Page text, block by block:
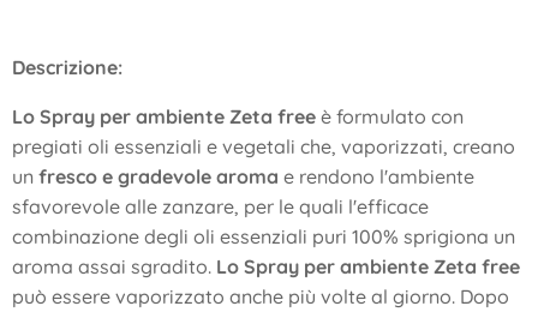
Descrizione:
Lo Spray per ambiente Zeta free è formulato con
pregiati oli essenziali e vegetali che, vaporizzati, creano
un fresco e gradevole aroma e rendono l'ambiente
sfavorevole alle zanzare, per le quali l'efficace
combinazione degli oli essenziali puri 100% sprigiona un
aroma assai sgradito. Lo Spray per ambiente Zeta free
può essere vaporizzato anche più volte al giorno. Dopo